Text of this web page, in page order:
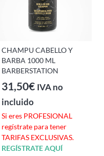
CHAMPU CABELLO Y
BARBA 1000 ML
BARBERSTATION
31,50€ IVA no
incluido
Si eres PROFESIONAL
regístrate para tener
TARIFAS EXCLUSIVAS.
REGÍSTRATE AQUÍ